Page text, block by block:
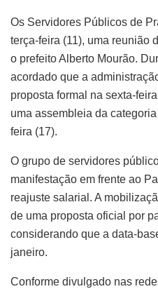
Os Servidores Públicos de
terça-feira (11), uma reunião
o prefeito Alberto Mourão.
acordado que a
proposta formal na sexta-
uma assembleia da
feira (17).
O grupo de servidores
manifestação em frente ao
reajuste salarial. A
de uma proposta oficial por
considerando que a data-
janeiro.
Conforme divulgado nas